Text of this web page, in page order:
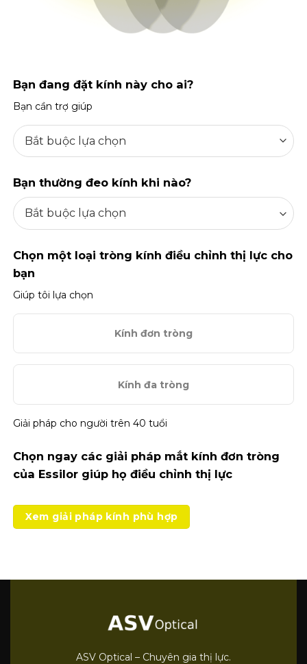
Bạn đang đặt kính này cho ai?
Bạn cần trợ giúp
Bạn thường đeo kính khi nào?
Chọn một loại tròng kính điều chỉnh thị lực cho
bạn
Giúp tôi lựa chọn
Kính đơn tròng
Kính đa tròng
Giải pháp cho người trên 40 tuổi
Chọn ngay các giải pháp mắt kính đơn tròng
của Essilor giúp họ điều chỉnh thị lực
Xem giải pháp kính phù hợp
ASV Optical – Chuyên gia thị lực.